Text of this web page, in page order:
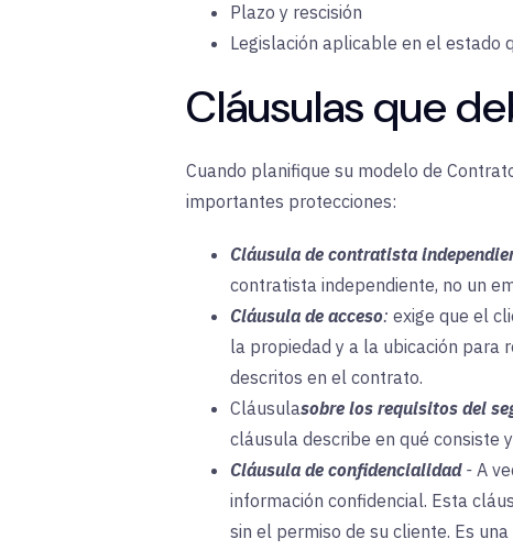
Plazo y rescisión
Legislación aplicable en el estado
Cláusulas que
Cuando planifique su modelo de
importantes protecciones:
Cláusula de contratista
contratista independiente, no un
Cláusula de acceso: exige que el
la propiedad y a la ubicación para
descritos en el contrato.
Cláusulasobre los requisitos del
cláusula describe en qué consiste
Cláusula de confidencialidad- A
información confidencial. Esta
sin el permiso de su cliente. Es